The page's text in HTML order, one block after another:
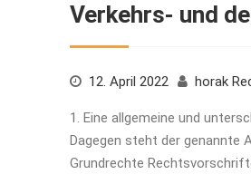
Verkehrs- und
12. April 2022 horak
1. Eine allgemeine und
Dagegen steht der genannte
Grundrechte